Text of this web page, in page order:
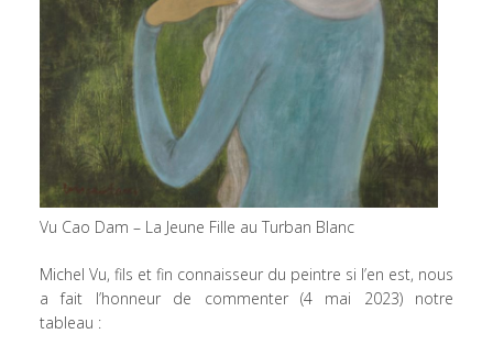
Vu Cao Dam – La Jeune Fille au Turban Blanc
Michel Vu, fils et fin connaisseur du peintre si l’en est, nous
a fait l’honneur de commenter (4 mai 2023) notre
tableau :